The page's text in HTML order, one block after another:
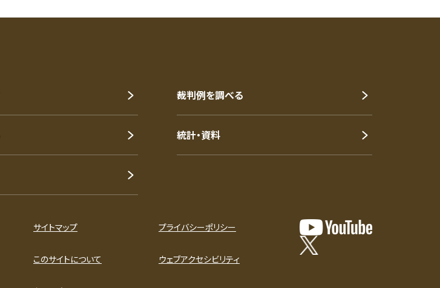
裁判例を調べる
統計・資料
サイトマップ プライバシーポリシー
このサイトについて ウェブアクセシビリティ